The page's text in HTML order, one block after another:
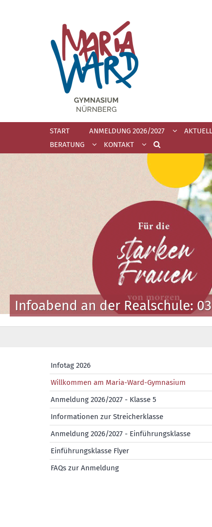
START ANMELDUNG 2026/2027 AKTUELL
BERATUNG
KONTAKT
Infoabend an der Realschule:
Infotag 2026
Willkommen am Maria-Ward-Gymnasium
Anmeldung 2026/2027 - Klasse 5
Informationen zur Streicherklasse
Anmeldung 2026/2027 - Einführungsklasse
Einführungsklasse Flyer
FAQs zur Anmeldung